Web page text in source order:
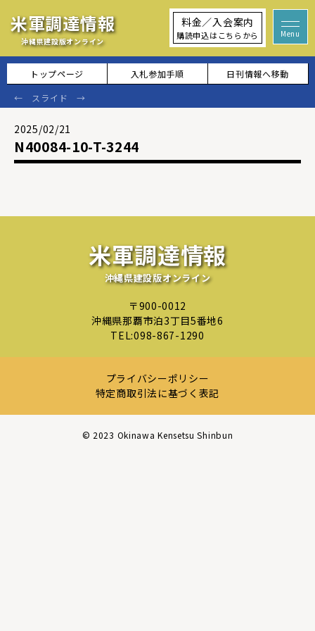
米軍調達情報
沖縄県建設版オンライン
料金／入会案内
購読申込はこちらから
トップページ 入札参加手順 日刊情報へ移動
2025/02/21
N40084-10-T-3244
米軍調達情報
沖縄県建設版オンライン
〒900-0012
沖縄県那覇市泊3丁目5番地6
TEL:098-867-1290
プライバシーポリシー
特定商取引法に基づく表記
©︎ 2023 Okinawa Kensetsu Shinbun